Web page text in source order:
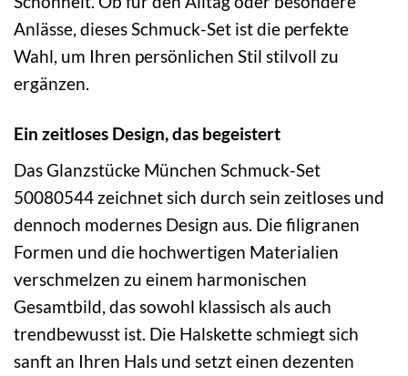
Anlässe, dieses Schmuck-Set ist die perfekte
Wahl, um Ihren persönlichen Stil stilvoll zu
ergänzen.
Ein zeitloses Design, das begeistert
Das Glanzstücke München Schmuck-Set
50080544 zeichnet sich durch sein zeitloses und
dennoch modernes Design aus. Die filigranen
Formen und die hochwertigen Materialien
verschmelzen zu einem harmonischen
Gesamtbild, das sowohl klassisch als auch
trendbewusst ist. Die Halskette schmiegt sich
sanft an Ihren Hals und setzt einen dezenten